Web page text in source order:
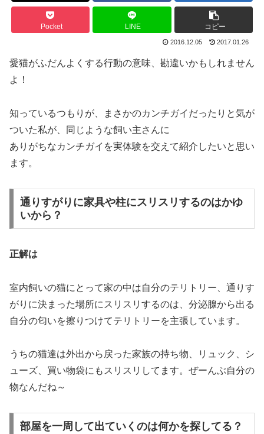
Pocket LINE コピー
2016.12.05 2017.01.26
愛猫がふだんよくする行動の意味、勘違いかもしれません
よ！
知っているつもりが、まさかのカンチガイだったりと気が
ついた私が、同じような飼い主さんに
ありがちなカンチガイを実体験を交えて紹介したいと思い
ます。
通りすがりに家具や柱にスリスリするのはかゆ
いから？
正解は
室内飼いの猫にとって家の中は自分のテリトリー、通りす
がりに決まった場所にスリスリするのは、分泌腺から出る
自分の匂いを擦りつけてテリトリーを主張しています。
うちの猫達は外出から戻った家族の持ち物、リュック、シ
ューズ、買い物袋にもスリスリしてます。ぜーんぶ自分の
物なんだね～
部屋を一周して出ていくのは何かを探してる？